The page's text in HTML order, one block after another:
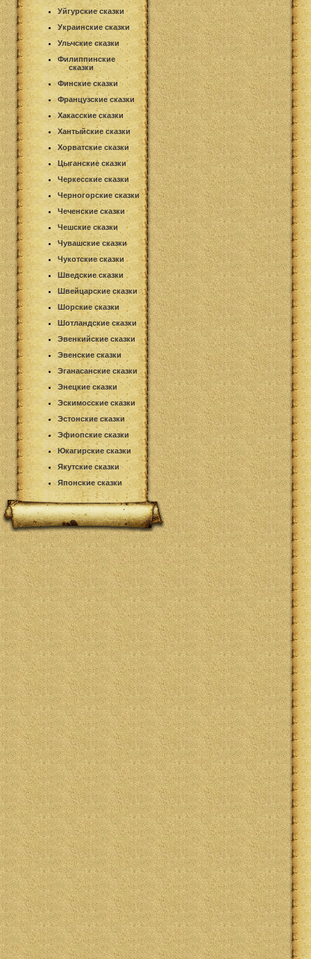
Уйгурские сказки
Украинские сказки
Ульчские сказки
Филиппинские
сказки
Финские сказки
Французские сказки
Хакасские сказки
Хантыйские сказки
Хорватские сказки
Цыганские сказки
Черкесские сказки
Черногорские сказки
Чеченские сказки
Чешские сказки
Чувашские сказки
Чукотские сказки
Шведские сказки
Швейцарские сказки
Шорские сказки
Шотландские сказки
Эвенкийские сказки
Эвенские сказки
Эганасанские сказки
Энецкие сказки
Эскимосские сказки
Эстонские сказки
Эфиопские сказки
Юкагирские сказки
Якутские сказки
Японские сказки